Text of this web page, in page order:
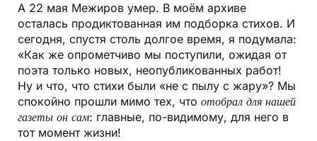
А 22 мая Межиров умер. В моём архиве
осталась продиктованная им подборка стихов. И
сегодня, спустя столь долгое время, я подумала:
«Как же опрометчиво мы поступили, ожидая от
поэта только новых, неопубликованных работ!
Ну и что, что стихи были «не с пылу с жару»? Мы
спокойно прошли мимо тех, что отобрал для нашей
газеты он сам: главные, по-видимому, для него в
тот момент жизни!